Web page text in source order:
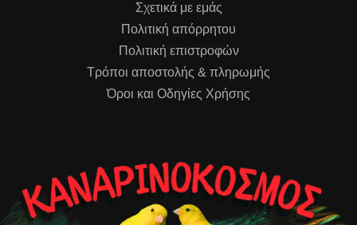
Σχετικά με εμάς
Πολιτική απόρρητου
Πολιτική επιστροφών
Τρόποι αποστολής & πληρωμής
Όροι και Οδηγίες Χρήσης